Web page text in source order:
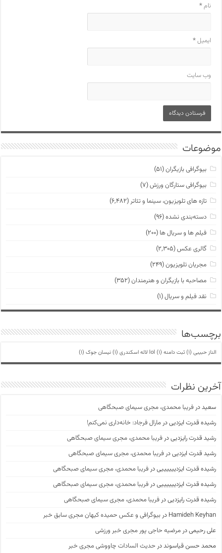
نام*
ایمیل*
وب‌ سایت
موضوعات
بیوگرافی بازیگران(۵۱)
بیوگرافی ستارگان ورزش(۷)
تازه های تلویزیون، سینما و تئاتر (۶,۴۸۲)
دسته‌بندی نشده(۹۶)
فیلم ها و سریال ها (۲۰۰)
گالری عکس(۲,۳۰۵)
مجریان تلویزیون(۲۴۹)
مصاحبه با بازیگران و هنرمندان(۳۵۲)
نقد فیلم و سریال(۱)
برچسب‌ها
الناز حبیبی (1) ثبت دامنه lol (1) لاله اسکندری (1) نیسان جوک (1)
آخرین نظرات
سعیددرفریبا محمدی، مجری سیمای صبحگاهی
رشیده قدرت ایزدییدرمارال فرجاد: خانه‌داری نمی‌کنم!
رشید قدرت رایزدییدرفریبا محمدی، مجری سیمای صبحگاهی
رشید قدرت ایزدییدرفریبا محمدی، مجری سیمای صبحگاهی
رشیده قدرت ایزدیییییییدرفریبا محمدی، مجری سیمای صبحگاهی
رشیده قدرت ایزدیییییییدرفریبا محمدی، مجری سیمای صبحگاهی
رشیده قدرت رایزدییدرفریبا محمدی، مجری سیمای صبحگاهی
Hamideh Keyhan در بیوگرافی و عکس حمیده کیهان مجری سابق خبر
علی رحیمیدرمرضیه حاجی پور مجری خبر ورزشی
محمد حسن قیاسونددر حدیث السادات چاووشی مجری خبر